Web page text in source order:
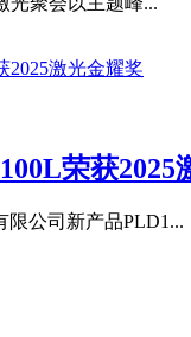
荣获2025
公司新产品PLD1...